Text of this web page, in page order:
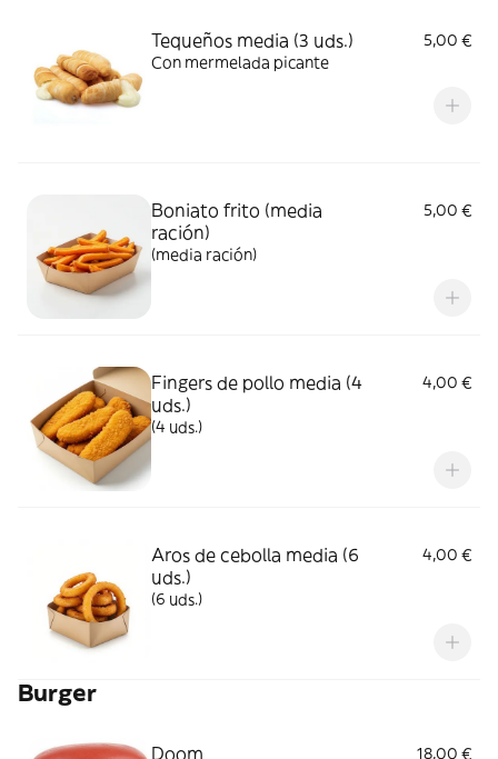
Tequeños media (3 uds.)
5,00 €
Con mermelada picante
Boniato frito (media
ración)
5,00 €
(media ración)
Fingers de pollo media (4
uds.)
4,00 €
(4 uds.)
Aros de cebolla media (6
uds.)
4,00 €
(6 uds.)
Burger
Doom 18,00 €